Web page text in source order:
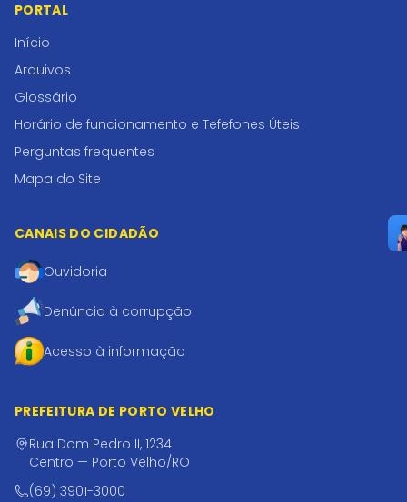
PORTAL
Início
Arquivos
Glossário
Horário de funcionamento e Tefefones Úteis
Perguntas frequentes
Mapa do Site
CANAIS DO CIDADÃO
Ouvidoria
Denúncia à corrupção
Acesso à informação
PREFEITURA DE PORTO VELHO
Rua Dom Pedro II, 1234
Centro — Porto Velho/RO
(69) 3901-3000